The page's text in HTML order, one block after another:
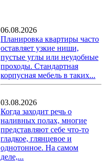
06.08.2026
Планировка квартиры часто
оставляет узкие ниши,
пустые углы или неудобные
проходы. Стандартная
корпусная мебель в таких...
03.08.2026
Когда заходит речь о
наливных полах, многие
представляют себе что-то
гладкое, глянцевое и
однотонное. На самом
деле,...